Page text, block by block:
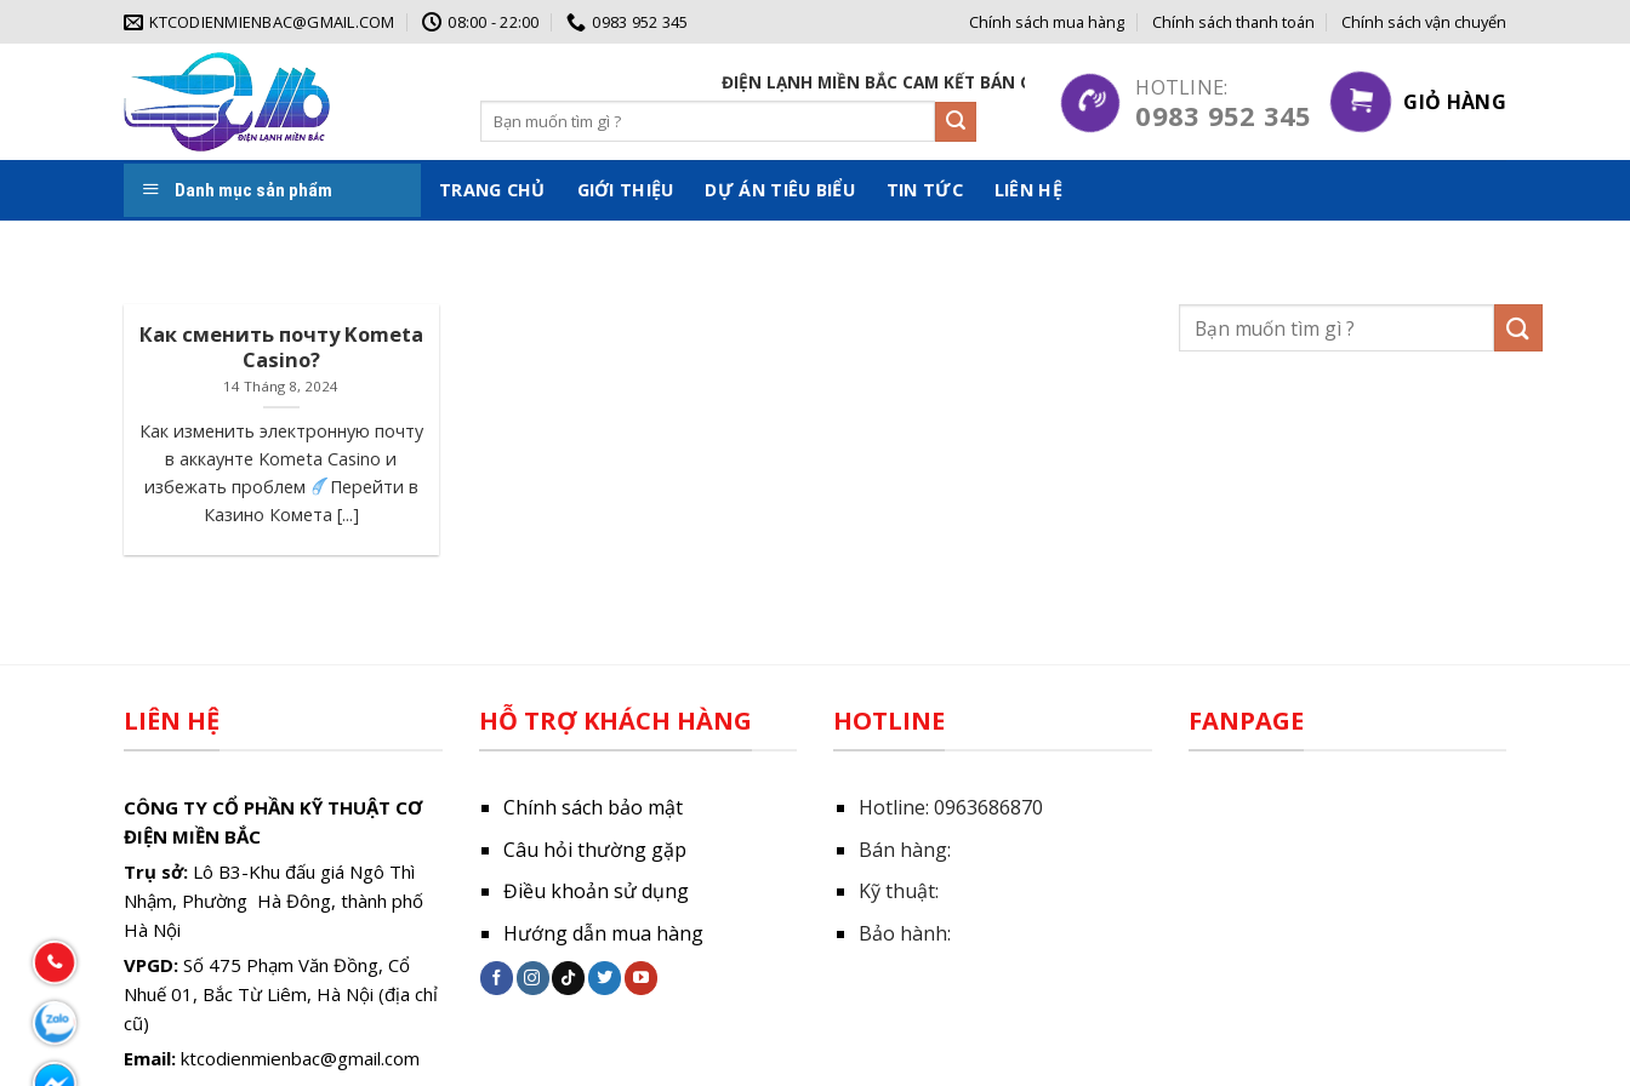
to
KTCODIENMIENBAC@GMAIL.COM 08:00 - 22:00 0983 952 345 Chính sách mua hàng Chính sách thanh toán Chính sách vận chuyển
ĐIỆN LẠNH MIỀN BẮC CAM KẾT BÁN GIÁ GỐC ĐẾN TAY NGƯỜI TIÊU DÙNG
Tìm
kiếm:
HOTLINE:
0983 952 345 GIỎ HÀNG
Danh mục sản phẩm TRANG CHỦ GIỚI THIỆU DỰ ÁN TIÊU BIỂU TIN TỨC LIÊN HỆ
Как сменить почту Kometa
Casino?
14 Tháng 8, 2024
Как изменить электронную почту
в аккаунте Kometa Casino и
избежать проблем
Перейти в
Казино Комета [...]
LIÊN HỆ
CÔNG TY CỔ PHẦN KỸ THUẬT CƠ
ĐIỆN MIỀN BẮC
Trụ sở: Lô B3-Khu đấu giá Ngô Thì
Nhậm, Phường Hà Đông, thành phố
Hà Nội
VPGD: Số 475 Phạm Văn Đồng, Cổ
Nhuế 01, Bắc Từ Liêm, Hà Nội (địa chỉ
cũ)
Email: ktcodienmienbac@gmail.com
HỖ TRỢ KHÁCH HÀNG
Chính sách bảo mật
Câu hỏi thường gặp
Điều khoản sử dụng
Hướng dẫn mua hàng
HOTLINE
Hotline: 0963686870
Bán hàng:
Kỹ thuật:
Bảo hành:
FANPAGE